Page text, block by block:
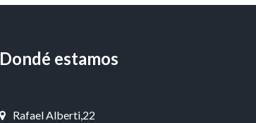
Dondé estamos
Rafael Alberti,22